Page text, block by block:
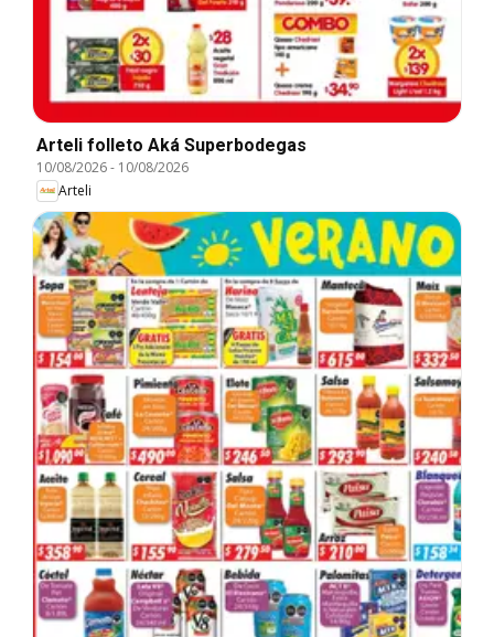
Arteli folleto Aká Superbodegas
10/08/2026- 10/08/2026
Arteli